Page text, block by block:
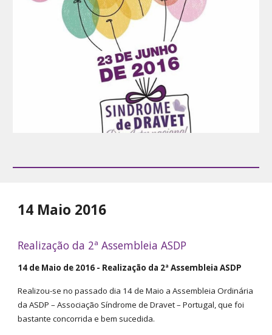
14 Maio 2016
Realização da 2ª Assembleia ASDP
14 de Maio de 2016 - Realização da 2ª Assembleia ASDP
Realizou-se no passado dia 14 de Maio a Assembleia Ordinária
da ASDP – Associação Síndrome de Dravet – Portugal, que foi
bastante concorrida e bem sucedida.